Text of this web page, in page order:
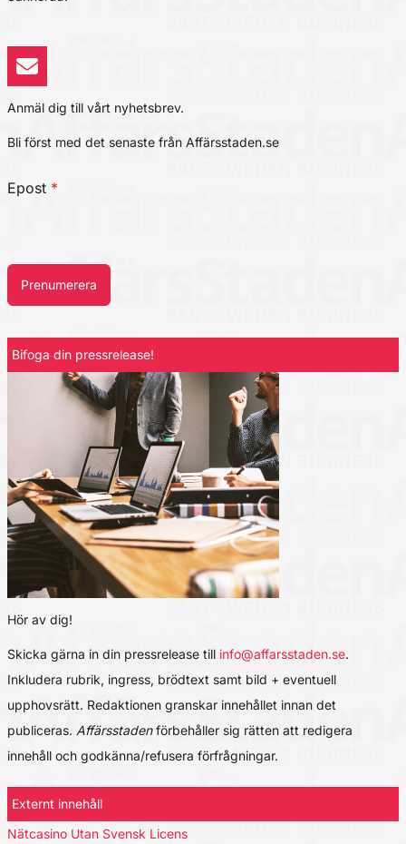
Anmäl dig till vårt nyhetsbrev.
Bli först med det senaste från Affärsstaden.se
Epost *
Prenumerera
Bifoga din pressrelease!
Hör av dig!
Skicka gärna in din pressrelease till info@affarsstaden.se.
Inkludera rubrik, ingress, brödtext samt bild + eventuell
upphovsrätt. Redaktionen granskar innehållet innan det
publiceras. Affärsstadenförbehåller sig rätten att redigera
innehåll och godkänna/refusera förfrågningar.
Externt innehåll
Nätcasino Utan Svensk Licens